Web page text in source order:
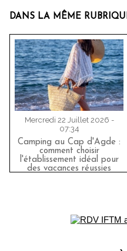
DANS LA MÊME
Mercredi 22 Juillet 2026 -
07:34
Camping au Cap d'Agde :
comment choisir
l'établissement idéal pour
des vacances réussies